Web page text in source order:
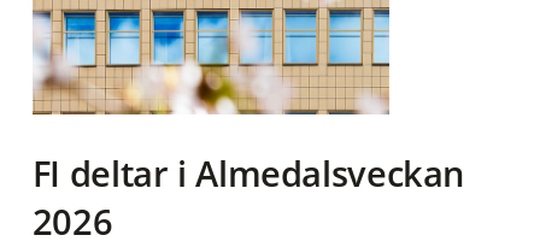
FI deltar i Almedalsveckan
2026